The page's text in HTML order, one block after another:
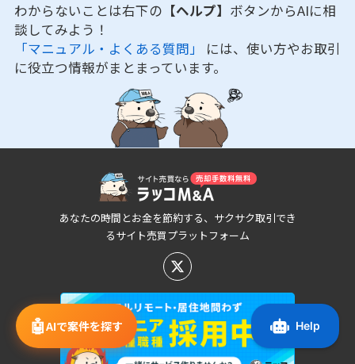
🤖AIで案件を探す
わからないことは右下の 【ヘルプ】 ボタンからAIに相
談してみよう！
「マニュアル・よくある質問」 には、使い方やお取引
に役立つ情報がまとまっています。
あなたの時間とお金を節約する、サクサク取引でき
るサイト売買プラットフォーム